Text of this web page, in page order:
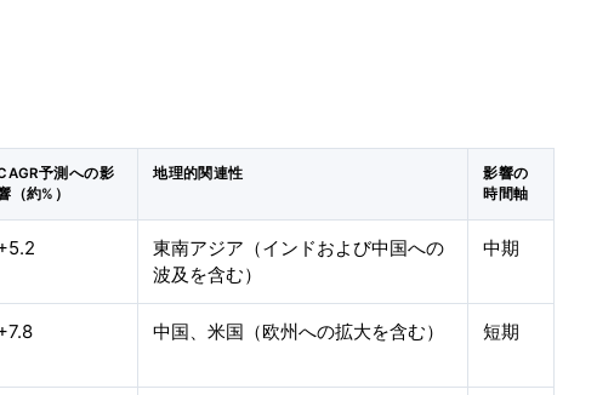
予測への影
（約%）
地理的関連性
影響の
時間軸
東南アジア（インドおよび中国への
波及を含む）
中期
中国、米国（欧州への拡大を含む） 短期